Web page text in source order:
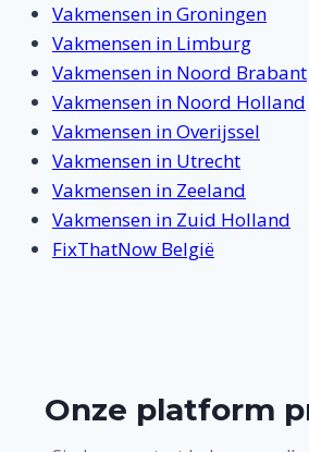
Vakmensen in Groningen
Vakmensen in Limburg
Vakmensen in Noord Brabant
Vakmensen in Noord Holland
Vakmensen in Overijssel
Vakmensen in Utrecht
Vakmensen in Zeeland
Vakmensen in Zuid Holland
FixThatNow België
Onze platform